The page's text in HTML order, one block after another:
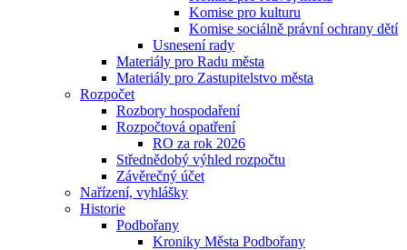
Komise pro kulturu
Komise sociálně právní ochrany dětí
Usnesení rady
Materiály pro Radu města
Materiály pro Zastupitelstvo města
Rozpočet
Rozbory hospodaření
Rozpočtová opatření
RO za rok 2026
Střednědobý výhled rozpočtu
Závěrečný účet
Nařízení, vyhlášky
Historie
Podbořany
Kroniky Města Podbořany